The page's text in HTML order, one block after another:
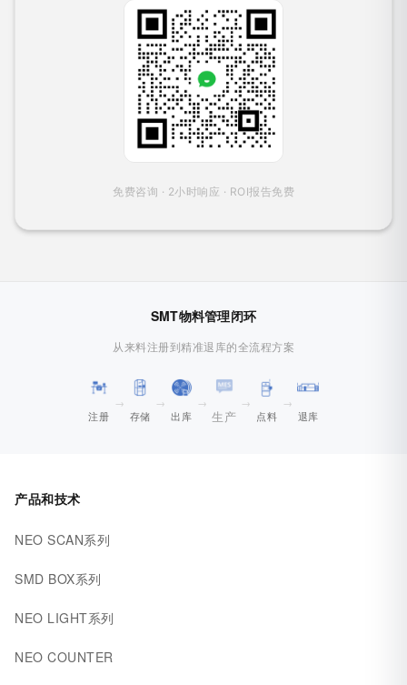
免费咨询 · 2小时响应 · ROI报告免费
SMT物料管理闭环
从来料注册到精准退库的全流程方案
注册
→
存储
→
出库
→
生产
→
点料
→
退库
产品和技术
NEO SCAN系列
SMD BOX系列
NEO LIGHT系列
NEO COUNTER